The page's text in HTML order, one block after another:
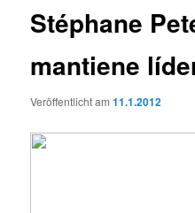
Stéphane
mantiene
Veröffentlicht am11.1.2012